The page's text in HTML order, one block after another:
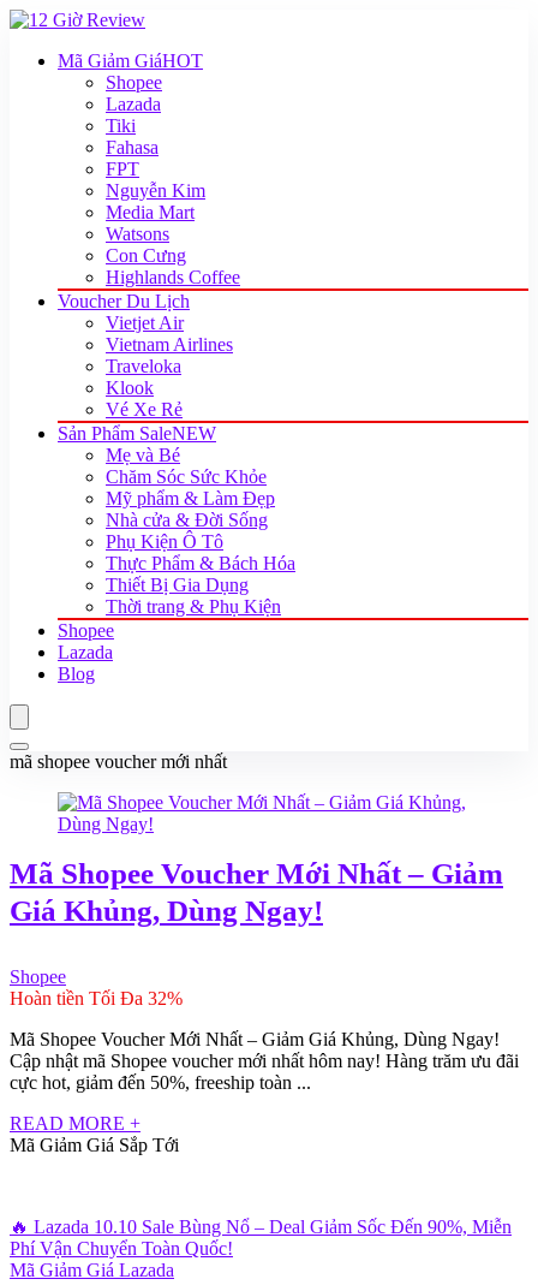
Mã Giảm GiáHOT
Shopee
Lazada
Tiki
Fahasa
FPT
Nguyễn Kim
Media Mart
Watsons
Con Cưng
Highlands Coffee
Voucher Du Lịch
Vietjet Air
Vietnam Airlines
Traveloka
Klook
Vé Xe Rẻ
Sản Phẩm SaleNEW
Mẹ và Bé
Chăm Sóc Sức Khỏe
Mỹ phẩm & Làm Đẹp
Nhà cửa & Đời Sống
Phụ Kiện Ô Tô
Thực Phẩm & Bách Hóa
Thiết Bị Gia Dụng
Thời trang & Phụ Kiện
Shopee
Lazada
Blog
mã shopee voucher mới nhất
Mã Shopee Voucher Mới Nhất – Giảm
Giá Khủng, Dùng Ngay!
Shopee
Hoàn tiền Tối Đa 32%
Mã Shopee Voucher Mới Nhất – Giảm Giá Khủng, Dùng Ngay!
Cập nhật mã Shopee voucher mới nhất hôm nay! Hàng trăm ưu đãi
cực hot, giảm đến 50%, freeship toàn ...
READ MORE +
Mã Giảm Giá Sắp Tới
🔥 Lazada 10.10 Sale Bùng Nổ – Deal Giảm Sốc Đến 90%, Miễn
Phí Vận Chuyển Toàn Quốc!
Mã Giảm Giá Lazada